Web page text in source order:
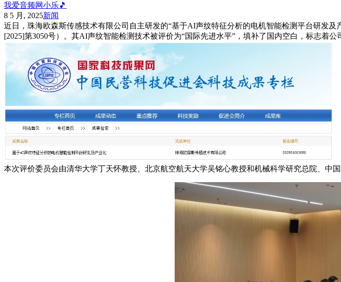
我爱音频网小乐🎵
8 5 月, 2025新闻
近日，珠海欧森斯传感技术有限公司自主研发的“基于AI声纹特征分析的电机智能检测平台研发
[2025]第3050号）。其AI声纹智能检测技术被评价为“国际先进水平”，填补了国内空白，标志着
本次评价委员会由清华大学丁天怀教授、北京航空航天大学吴铭心教授和机械科学研究总院、中